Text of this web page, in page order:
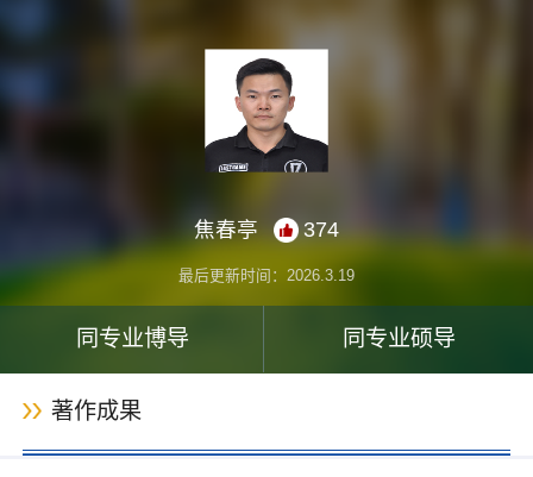
焦春亭 374
最后更新时间： 2026.3.19
同专业博导 同专业硕导
著作成果